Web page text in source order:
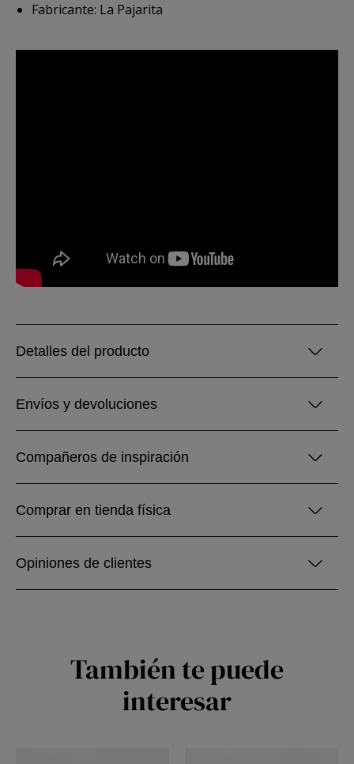
Fabricante: La Pajarita
Detalles del producto
Envíos y devoluciones
Compañeros de inspiración
Comprar en tienda física
Opiniones de clientes
También te puede
interesar